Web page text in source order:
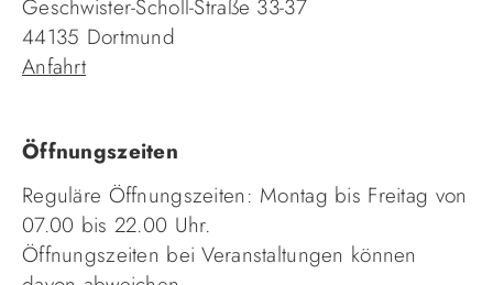
Geschwister-Scholl-Straße 33-37
44135 Dortmund
Anfahrt
Öffnungszeiten
Reguläre Öffnungszeiten: Montag bis Freitag von
07.00 bis 22.00 Uhr.
Öffnungszeiten bei Veranstaltungen können